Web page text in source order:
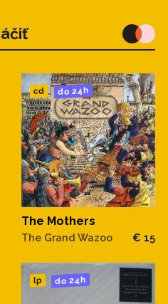
cd do 24h
The Mothers
The Grand Wazoo € 15
lp do 24h